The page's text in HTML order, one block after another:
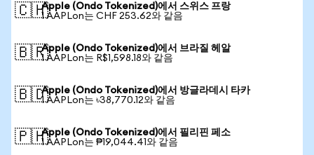
🇨🇭Apple (Ondo Tokenized)에서 스위스 프랑
1 AAPLon는 CHF 253.62와 같음
🇧🇷Apple (Ondo Tokenized)에서 브라질 헤알
1 AAPLon는 R$1,598.18와 같음
🇧🇩Apple (Ondo Tokenized)에서 방글라데시 타카
1 AAPLon는 ৳38,770.12와 같음
🇵🇭Apple (Ondo Tokenized)에서 필리핀 페소
1 AAPLon는 ₱19,044.41와 같음